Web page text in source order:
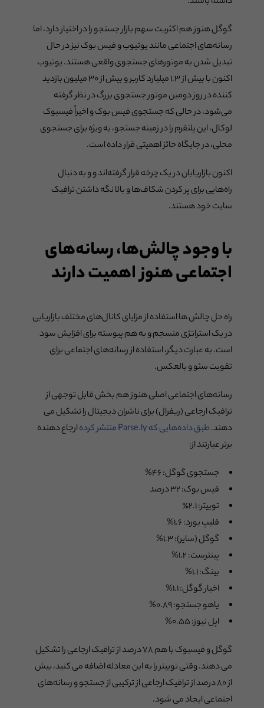
گوگل هنوز هم اکثریت سهم بازار جستجو را در اختیار دارد، اما
رسانه‌های اجتماعی مانند یوتیوب و فیس بوک نیز در حال
تبدیل شدن به موتورهای جستجوی واقعی هستند. یوتیوب
اکنون با بیش از ۱.۳ میلیارد کاربر و بیش از ۳۰ میلیون بازدید
کننده در روز دومین موتور جستجوی بزرگ در نظر گرفته
می‌شود، در حالی که جستجوی فیس بوک و اخیراً فیسبوک
لوکال، این پلتفرم را در زمینه جستجو، به ویژه برای جستجوی
محلی، در جایگاه حائز اهميتی قرار داده است.
اکنون بازاریابان در یک چرخه قرار گرفته‌اند و‌ و به دنبال
راه‌هایی برای پر کردن شکاف‌ها و بالا نگه‌ داشتن ترافیک
سایت خود هستند.
با وجود چالش‌ها، رسانه‌های
اجتماعی هنوز اهمیت دارند
راه حل چالش ها استفاده از مزایای کانال‌های مختلف بازاریابی
در یک استراتژی منسجم و به هم پیوسته برای افزایش سود
است. به عبارت دیگر، استفاده از رسانه‌های اجتماعی برای
تقویت سئو و بالعکس.
رسانه‌های اجتماعی اصلی هنوز هم بخش قابل توجهی از
ترافیک ارجاعی (ریفرال) برای ناشران دیجیتال را تشکیل می
دهند.طبق داده‌هایی که Parse.ly منتشر کرده
ارجاع دهنده
برتر عبارتند از:
جستجوی گوگل: ۴۶%
فیس بوک: ۳۲ درصد
توییتر: ۲.۱٪
فلیپ بورد: ۱.۶%
گوگل (سایر): ۱.۳%
پینترست: ۱.۲%
بینگ: ۱.۱%
اخبار گوگل: ۱.۱%
یاهو جستجو: ۰.۸۹%
اپل نیوز: ۰.۵۵%
گوگل و فیسبوک با هم ۷۸ درصد از ترافیک ارجاعی را تشکیل
می دهند. وقتی توییتر را به این معادله اضافه می کنید، بیش
از ۸۰ درصد از ترافیک ارجاعی از ترکیبی از جستجو و رسانه‌های
اجتماعی ایجاد می شود.